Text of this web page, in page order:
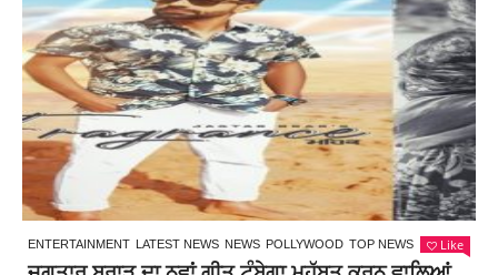
ENTERTAINMENT LATEST NEWS NEWS POLLYWOOD TOP NEWS Like